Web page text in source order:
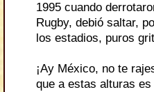
1995 cuando
Rugby, debió saltar,
los estadios, puros
¡Ay México, no te
que a estas alturas